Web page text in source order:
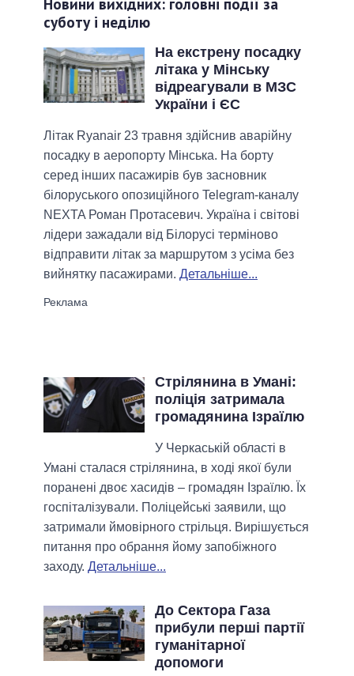
суботу і неділю
На екстрену посадку
літака у Мінську
відреагували в МЗС
України і ЄС
Літак Ryanair 23 травня здійснив аварійну
посадку в аеропорту Мінська. На борту
серед інших пасажирів був засновник
білоруського опозиційного Telegram-каналу
NEXTA Роман Протасевич. Україна і світові
лідери зажадали від Білорусі терміново
відправити літак за маршрутом з усіма без
вийнятку пасажирами. Детальніше...
Стрілянина в Умані:
поліція затримала
громадянина Ізраїлю
У Черкаській області в
Умані сталася стрілянина, в ході якої були
поранені двоє хасидів – громадян Ізраїлю. Їх
госпіталізували. Поліцейські заявили, що
затримали ймовірного стрільця. Вирішується
питання про обрання йому запобіжного
заходу. Детальніше...
До Сектора Газа
прибули перші партії
гуманітарної
допомоги